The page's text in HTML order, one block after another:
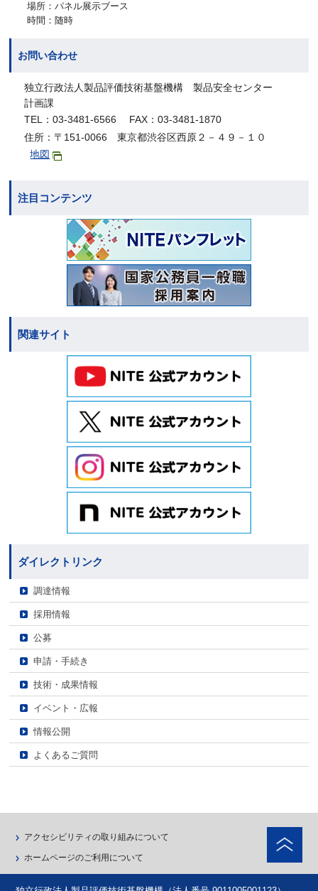
場所：パネル展示ブース
時間：随時
お問い合わせ
独立行政法人製品評価技術基盤機構 製品安全センター
計画課
TEL：03-3481-6566 FAX：03-3481-1870
住所：〒151-0066 東京都渋谷区西原２－４９－１０
地図
注目コンテンツ
関連サイト
ダイレクトリンク
調達情報
採用情報
公募
申請・手続き
技術・成果情報
イベント・広報
情報公開
よくあるご質問
アクセシビリティの取り組みについて
ホームページのご利用について